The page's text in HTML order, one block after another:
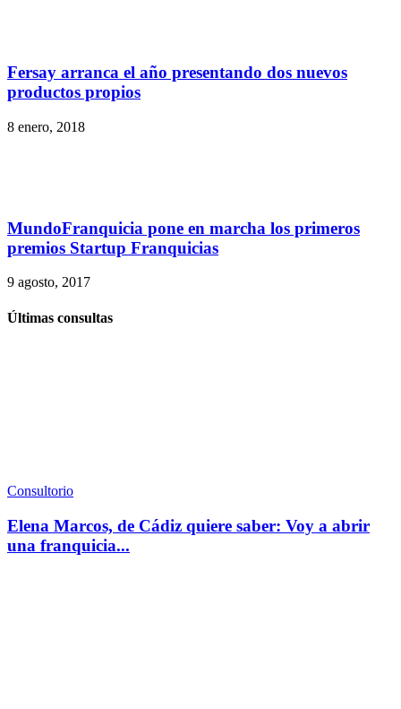
Fersay arranca el año presentando dos nuevos
productos propios
8 enero, 2018
MundoFranquicia pone en marcha los primeros
premios Startup Franquicias
9 agosto, 2017
Últimas consultas
Consultorio
Elena Marcos, de Cádiz quiere saber: Voy a abrir
una franquicia...